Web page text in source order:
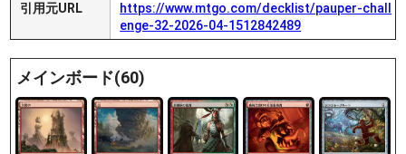
引用元URL
https://www.mtgo.com/decklist/pauper-chall
enge-32-2026-04-1512842489
メインボード(60)